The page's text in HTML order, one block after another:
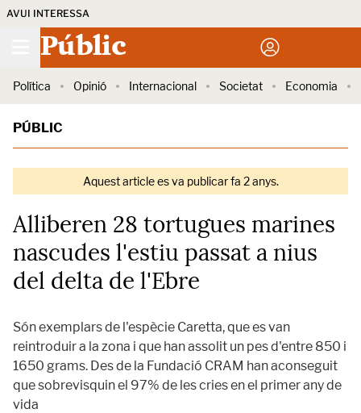
AVUI INTERESSA
Públic
Política Opinió Internacional Societat Economia
PÚBLIC
Aquest article es va publicar fa 2 anys.
Alliberen 28 tortugues marines
nascudes l'estiu passat a nius
del delta de l'Ebre
Són exemplars de l'espècie Caretta, que es van
reintroduir a la zona i que han assolit un pes d'entre 850 i
1650 grams. Des de la Fundació CRAM han aconseguit
que sobrevisquin el 97% de les cries en el primer any de
vida